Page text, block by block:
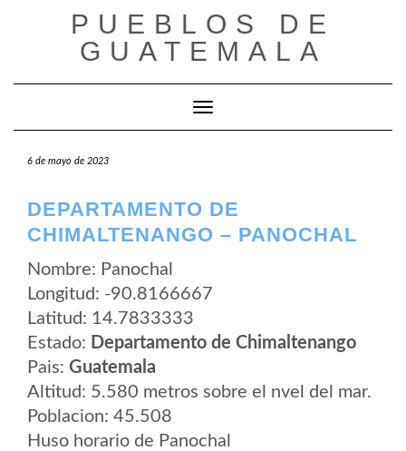
PUEBLOS DE
GUATEMALA
Cambiar modo de navegación
6 de mayo de 2023
DEPARTAMENTO DE
CHIMALTENANGO – PANOCHAL
Nombre: Panochal
Longitud: -90.8166667
Latitud: 14.7833333
Estado: Departamento de Chimaltenango
Pais: Guatemala
Altitud: 5.580 metros sobre el nvel del mar.
Poblacion: 45.508
Huso horario de Panochal